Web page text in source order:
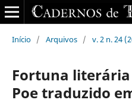
Início / Arquivos / v. 2 n. 24
Fortuna literária
Poe traduzido